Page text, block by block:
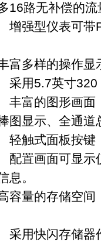
16路无补偿的
增强型仪表可带
富多样的操作显
采用5.7英寸320
丰富的图形画面
图显示、全通道
轻触式面板按键
配置画面可显示
息。
容量的存储空间
采用快闪存储器